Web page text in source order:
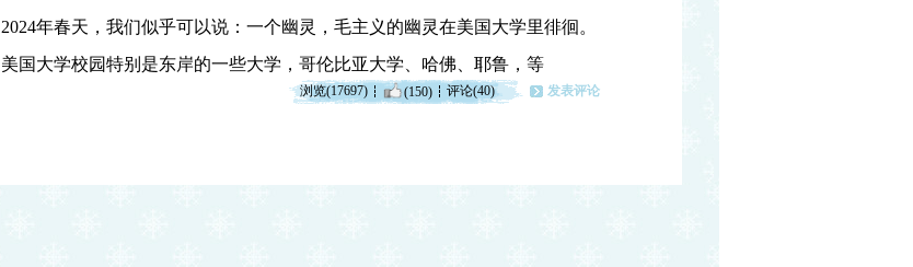
2024年春天，我们似乎可以说：一个幽灵，毛主义的幽灵在美国大学里徘徊。
美国大学校园特别是东岸的一些大学，哥伦比亚大学、哈佛、耶鲁，等
浏览(17697) (150) 评论(40) 发表评论